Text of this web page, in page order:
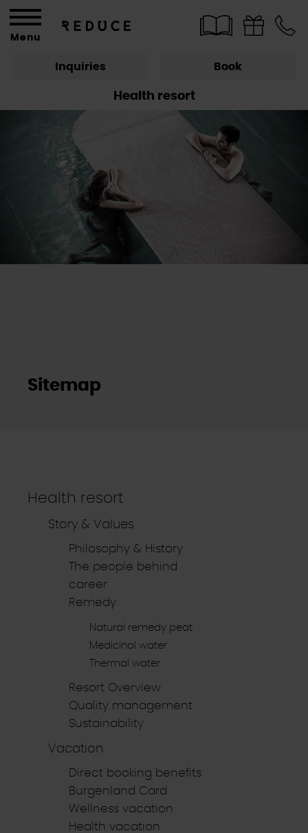
Sitemap
Health resort
Inquiries Book
Health resort
Story & Values
Philosophy & History
The people behind
career
Remedy
Natural remedy peat
Medicinal water
Thermal water
Resort Overview
Quality management
Sustainability
Vacation
Direct booking benefits
Burgenland Card
Wellness vacation
Health vacation
Menu